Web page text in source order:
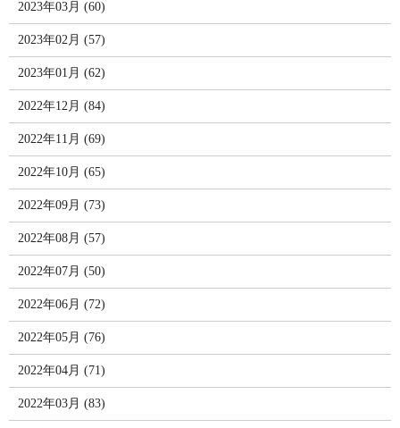
2023年03月 (60)
2023年02月 (57)
2023年01月 (62)
2022年12月 (84)
2022年11月 (69)
2022年10月 (65)
2022年09月 (73)
2022年08月 (57)
2022年07月 (50)
2022年06月 (72)
2022年05月 (76)
2022年04月 (71)
2022年03月 (83)